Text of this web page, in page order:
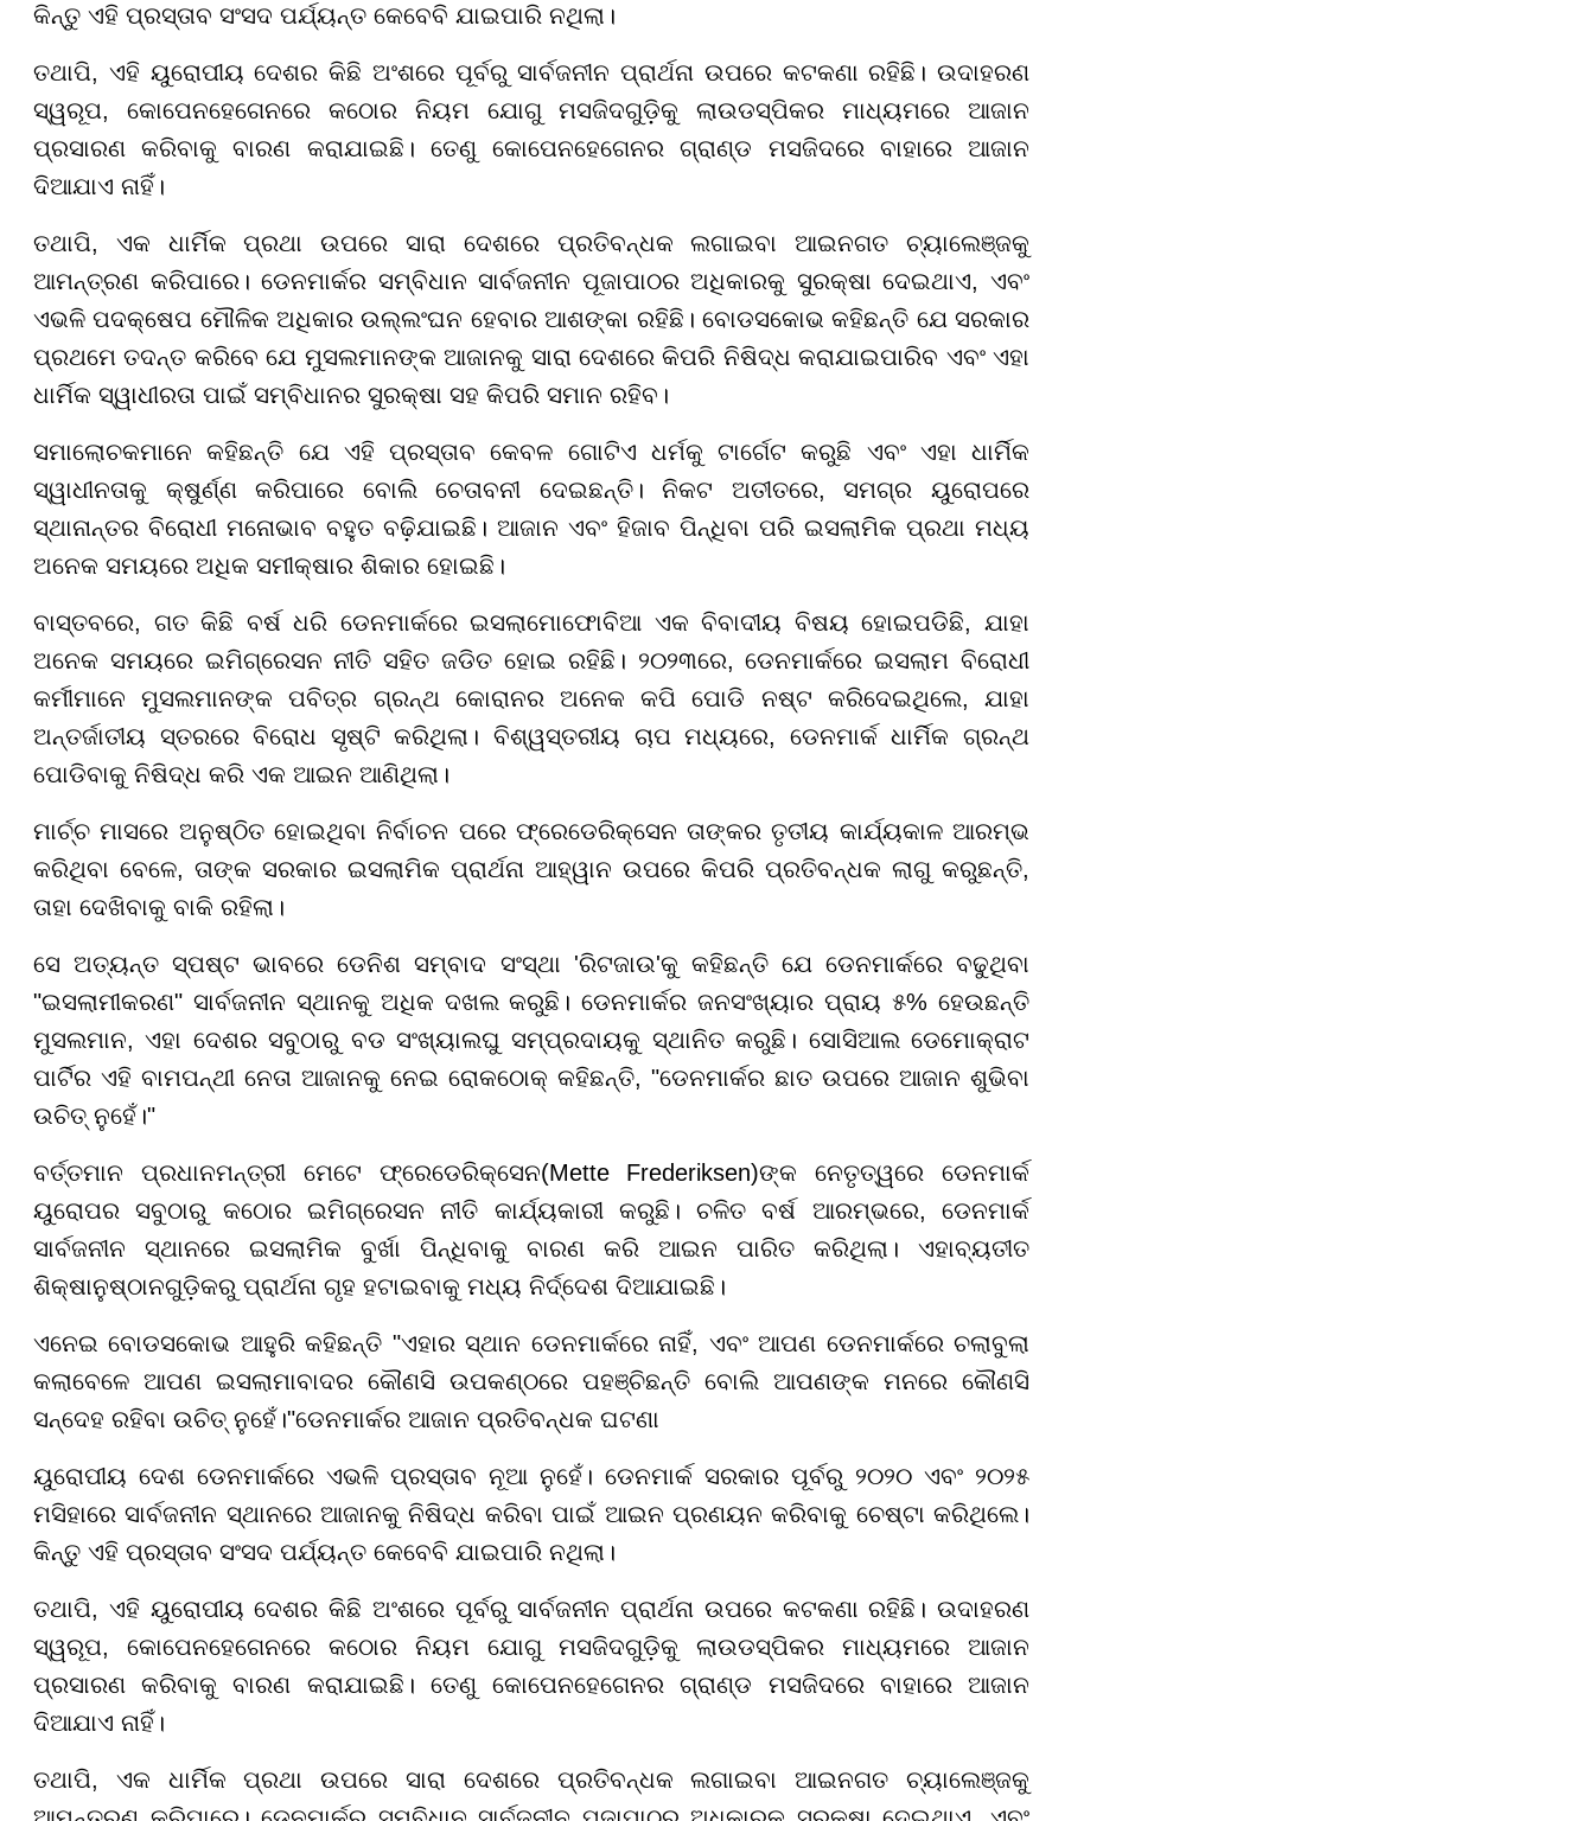
କିନ୍ତୁ ଏହି ପ୍ରସ୍ତାବ ସଂସଦ ପର୍ଯ୍ୟନ୍ତ କେବେବି ଯାଇପାରି ନଥିଲା।
ତଥାପି, ଏହି ୟୁରୋପୀୟ ଦେଶର କିଛି ଅଂଶରେ ପୂର୍ବରୁ ସାର୍ବଜନୀନ ପ୍ରାର୍ଥନା ଉପରେ କଟକଣା ରହିଛି। ଉଦାହରଣ
ସ୍ୱରୂପ, କୋପେନହେଗେନରେ କଠୋର ନିୟମ ଯୋଗୁ ମସଜିଦଗୁଡ଼ିକୁ ଲାଉଡସ୍ପିକର ମାଧ୍ୟମରେ ଆଜାନ
ପ୍ରସାରଣ କରିବାକୁ ବାରଣ କରାଯାଇଛି। ତେଣୁ କୋପେନହେଗେନର ଗ୍ରାଣ୍ଡ ମସଜିଦରେ ବାହାରେ ଆଜାନ
ଦିଆଯାଏ ନାହିଁ।
ତଥାପି, ଏକ ଧାର୍ମିକ ପ୍ରଥା ଉପରେ ସାରା ଦେଶରେ ପ୍ରତିବନ୍ଧକ ଲଗାଇବା ଆଇନଗତ ଚ୍ୟାଲେଞ୍ଜକୁ
ଆମନ୍ତ୍ରଣ କରିପାରେ। ଡେନମାର୍କର ସମ୍ବିଧାନ ସାର୍ବଜନୀନ ପୂଜାପାଠର ଅଧିକାରକୁ ସୁରକ୍ଷା ଦେଇଥାଏ, ଏବଂ
ଏଭଳି ପଦକ୍ଷେପ ମୌଳିକ ଅଧିକାର ଉଲ୍ଲଂଘନ ହେବାର ଆଶଙ୍କା ରହିଛି। ବୋଡସକୋଭ କହିଛନ୍ତି ଯେ ସରକାର
ପ୍ରଥମେ ତଦନ୍ତ କରିବେ ଯେ ମୁସଲମାନଙ୍କ ଆଜାନକୁ ସାରା ଦେଶରେ କିପରି ନିଷିଦ୍ଧ କରାଯାଇପାରିବ ଏବଂ ଏହା
ଧାର୍ମିକ ସ୍ୱାଧୀରତା ପାଇଁ ସମ୍ବିଧାନର ସୁରକ୍ଷା ସହ କିପରି ସମାନ ରହିବ।
ସମାଲୋଚକମାନେ କହିଛନ୍ତି ଯେ ଏହି ପ୍ରସ୍ତାବ କେବଳ ଗୋଟିଏ ଧର୍ମକୁ ଟାର୍ଗେଟ କରୁଛି ଏବଂ ଏହା ଧାର୍ମିକ
ସ୍ୱାଧୀନତାକୁ କ୍ଷୁର୍ଣ୍ଣ କରିପାରେ ବୋଲି ଚେତାବନୀ ଦେଇଛନ୍ତି। ନିକଟ ଅତୀତରେ, ସମଗ୍ର ୟୁରୋପରେ
ସ୍ଥାନାନ୍ତର ବିରୋଧୀ ମନୋଭାବ ବହୁତ ବଢ଼ିଯାଇଛି। ଆଜାନ ଏବଂ ହିଜାବ ପିନ୍ଧିବା ପରି ଇସଲାମିକ ପ୍ରଥା ମଧ୍ୟ
ଅନେକ ସମୟରେ ଅଧିକ ସମୀକ୍ଷାର ଶିକାର ହୋଇଛି।
ବାସ୍ତବରେ, ଗତ କିଛି ବର୍ଷ ଧରି ଡେନମାର୍କରେ ଇସଲାମୋଫୋବିଆ ଏକ ବିବାଦୀୟ ବିଷୟ ହୋଇପଡିଛି, ଯାହା
ଅନେକ ସମୟରେ ଇମିଗ୍ରେସନ ନୀତି ସହିତ ଜଡିତ ହୋଇ ରହିଛି। ୨୦୨୩ରେ, ଡେନମାର୍କରେ ଇସଲାମ ବିରୋଧୀ
କର୍ମୀମାନେ ମୁସଲମାନଙ୍କ ପବିତ୍ର ଗ୍ରନ୍ଥ କୋରାନର ଅନେକ କପି ପୋଡି ନଷ୍ଟ କରିଦେଇଥିଲେ, ଯାହା
ଅନ୍ତର୍ଜାତୀୟ ସ୍ତରରେ ବିରୋଧ ସୃଷ୍ଟି କରିଥିଲା। ବିଶ୍ୱସ୍ତରୀୟ ଚାପ ମଧ୍ୟରେ, ଡେନମାର୍କ ଧାର୍ମିକ ଗ୍ରନ୍ଥ
ପୋଡିବାକୁ ନିଷିଦ୍ଧ କରି ଏକ ଆଇନ ଆଣିଥିଲା।
ମାର୍ଚ୍ଚ ମାସରେ ଅନୁଷ୍ଠିତ ହୋଇଥିବା ନିର୍ବାଚନ ପରେ ଫ୍ରେଡେରିକ୍ସେନ ତାଙ୍କର ତୃତୀୟ କାର୍ଯ୍ୟକାଳ ଆରମ୍ଭ
କରିଥିବା ବେଳେ, ତାଙ୍କ ସରକାର ଇସଲାମିକ ପ୍ରାର୍ଥନା ଆହ୍ୱାନ ଉପରେ କିପରି ପ୍ରତିବନ୍ଧକ ଲାଗୁ କରୁଛନ୍ତି,
ତାହା ଦେଖିବାକୁ ବାକି ରହିଲା।
ସେ ଅତ୍ୟନ୍ତ ସ୍ପଷ୍ଟ ଭାବରେ ଡେନିଶ ସମ୍ବାଦ ସଂସ୍ଥା 'ରିଟଜାଉ'କୁ କହିଛନ୍ତି ଯେ ଡେନମାର୍କରେ ବଢୁଥିବା
"ଇସଲାମୀକରଣ" ସାର୍ବଜନୀନ ସ୍ଥାନକୁ ଅଧିକ ଦଖଲ କରୁଛି। ଡେନମାର୍କର ଜନସଂଖ୍ୟାର ପ୍ରାୟ ୫% ହେଉଛନ୍ତି
ମୁସଲମାନ, ଏହା ଦେଶର ସବୁଠାରୁ ବଡ ସଂଖ୍ୟାଲଘୁ ସମ୍ପ୍ରଦାୟକୁ ସ୍ଥାନିତ କରୁଛି। ସୋସିଆଲ ଡେମୋକ୍ରାଟ
ପାର୍ଟିର ଏହି ବାମପନ୍ଥୀ ନେତା ଆଜାନକୁ ନେଇ ରୋକଠୋକ୍ କହିଛନ୍ତି, "ଡେନମାର୍କର ଛାତ ଉପରେ ଆଜାନ ଶୁଭିବା
ଉଚିତ୍ ନୁହେଁ।"
ବର୍ତ୍ତମାନ ପ୍ରଧାନମନ୍ତ୍ରୀ ମେଟେ ଫ୍ରେଡେରିକ୍ସେନ(Mette Frederiksen)ଙ୍କ ନେତୃତ୍ୱରେ ଡେନମାର୍କ
ୟୁରୋପର ସବୁଠାରୁ କଠୋର ଇମିଗ୍ରେସନ ନୀତି କାର୍ଯ୍ୟକାରୀ କରୁଛି। ଚଳିତ ବର୍ଷ ଆରମ୍ଭରେ, ଡେନମାର୍କ
ସାର୍ବଜନୀନ ସ୍ଥାନରେ ଇସଲାମିକ ବୁର୍ଖା ପିନ୍ଧିବାକୁ ବାରଣ କରି ଆଇନ ପାରିତ କରିଥିଲା। ଏହାବ୍ୟତୀତ
ଶିକ୍ଷାନୁଷ୍ଠାନଗୁଡ଼ିକରୁ ପ୍ରାର୍ଥନା ଗୃହ ହଟାଇବାକୁ ମଧ୍ୟ ନିର୍ଦ୍ଦେଶ ଦିଆଯାଇଛି।
ଏନେଇ ବୋଡସକୋଭ ଆହୁରି କହିଛନ୍ତି "ଏହାର ସ୍ଥାନ ଡେନମାର୍କରେ ନାହିଁ, ଏବଂ ଆପଣ ଡେନମାର୍କରେ ଚଲାବୁଲା
କଲାବେଳେ ଆପଣ ଇସଲାମାବାଦର କୌଣସି ଉପକଣ୍ଠରେ ପହଞ୍ଚିଛନ୍ତି ବୋଲି ଆପଣଙ୍କ ମନରେ କୌଣସି
ସନ୍ଦେହ ରହିବା ଉଚିତ୍ ନୁହେଁ।"ଡେନମାର୍କର ଆଜାନ ପ୍ରତିବନ୍ଧକ ଘଟଣା
ୟୁରୋପୀୟ ଦେଶ ଡେନମାର୍କରେ ଏଭଳି ପ୍ରସ୍ତାବ ନୂଆ ନୁହେଁ। ଡେନମାର୍କ ସରକାର ପୂର୍ବରୁ ୨୦୨୦ ଏବଂ ୨୦୨୫
ମସିହାରେ ସାର୍ବଜନୀନ ସ୍ଥାନରେ ଆଜାନକୁ ନିଷିଦ୍ଧ କରିବା ପାଇଁ ଆଇନ ପ୍ରଣୟନ କରିବାକୁ ଚେଷ୍ଟା କରିଥିଲେ।
କିନ୍ତୁ ଏହି ପ୍ରସ୍ତାବ ସଂସଦ ପର୍ଯ୍ୟନ୍ତ କେବେବି ଯାଇପାରି ନଥିଲା।
ତଥାପି, ଏହି ୟୁରୋପୀୟ ଦେଶର କିଛି ଅଂଶରେ ପୂର୍ବରୁ ସାର୍ବଜନୀନ ପ୍ରାର୍ଥନା ଉପରେ କଟକଣା ରହିଛି। ଉଦାହରଣ
ସ୍ୱରୂପ, କୋପେନହେଗେନରେ କଠୋର ନିୟମ ଯୋଗୁ ମସଜିଦଗୁଡ଼ିକୁ ଲାଉଡସ୍ପିକର ମାଧ୍ୟମରେ ଆଜାନ
ପ୍ରସାରଣ କରିବାକୁ ବାରଣ କରାଯାଇଛି। ତେଣୁ କୋପେନହେଗେନର ଗ୍ରାଣ୍ଡ ମସଜିଦରେ ବାହାରେ ଆଜାନ
ଦିଆଯାଏ ନାହିଁ।
ତଥାପି, ଏକ ଧାର୍ମିକ ପ୍ରଥା ଉପରେ ସାରା ଦେଶରେ ପ୍ରତିବନ୍ଧକ ଲଗାଇବା ଆଇନଗତ ଚ୍ୟାଲେଞ୍ଜକୁ